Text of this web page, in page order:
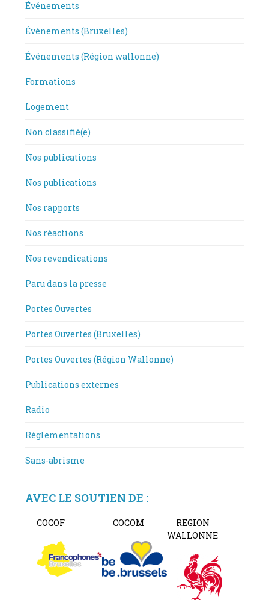
Événements
Évènements (Bruxelles)
Événements (Région wallonne)
Formations
Logement
Non classifié(e)
Nos publications
Nos publications
Nos rapports
Nos réactions
Nos revendications
Paru dans la presse
Portes Ouvertes
Portes Ouvertes (Bruxelles)
Portes Ouvertes (Région Wallonne)
Publications externes
Radio
Réglementations
Sans-abrisme
AVEC LE SOUTIEN DE :
COCOF COCOM
REGION
WALLONNE